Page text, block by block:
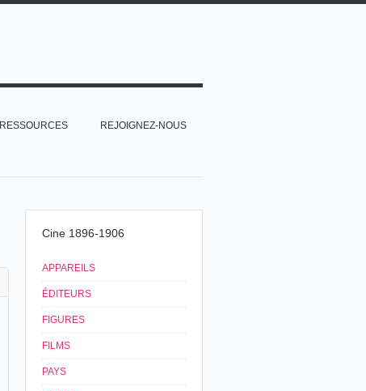
RESSOURCES REJOIGNEZ-NOUS
Cine 1896-1906
APPAREILS
ÉDITEURS
FIGURES
FILMS
PAYS